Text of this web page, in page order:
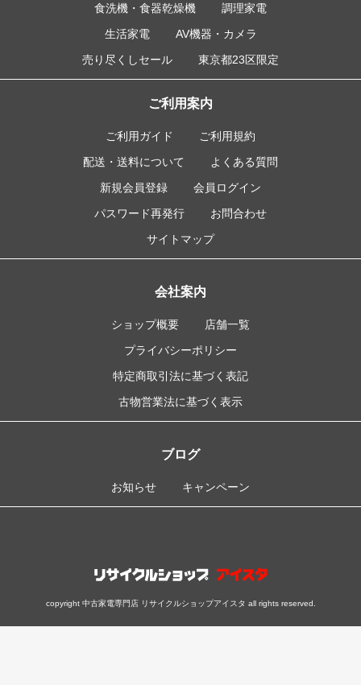
食洗機・食器乾燥機
調理家電
生活家電
AV機器・カメラ
売り尽くしセール
東京都23区限定
ご利用案内
ご利用ガイド
ご利用規約
配送・送料について
よくある質問
新規会員登録
会員ログイン
パスワード再発行
お問合わせ
サイトマップ
会社案内
ショップ概要
店舗一覧
プライバシーポリシー
特定商取引法に基づく表記
古物営業法に基づく表示
ブログ
お知らせ キャンペーン
copyright 中古家電専門店 リサイクルショップアイスタ all rights reserved.